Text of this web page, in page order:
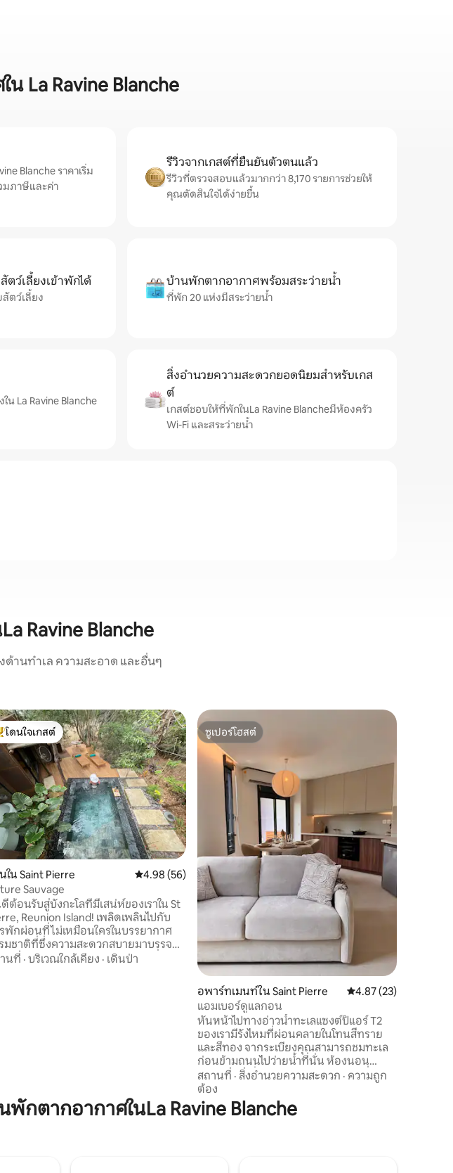
La Ravine Blanche
Blanche ราคาเริ่ม
มภาษีและค่า
รีวิวจากเกสต์ที่ยืนยันตัวตนแล้ว
รีวิวที่ตรวจสอบแล้วมากกว่า 8,170 รายการช่วยให้
คุณตัดสินใจได้ง่ายขึ้น
ว์เลี้ยงเข้าพักได้
ตว์เลี้ยง
บ้านพักตากอากาศพร้อมสระว่ายน้ำ
ที่พัก 20 แห่งมีสระว่ายน้ำ
La Ravine Blanche
สิ่งอำนวยความสะดวกยอดนิยมสำหรับเกส
ต์
เกสต์ชอบให้ที่พักในLa Ravine Blancheมีห้องครัว
Wi-Fi และสระว่ายน้ำ
Ravine Blanche
านทำเล ความสะอาด และอื่นๆ
จาก 5, 7 รีวิว
ดนใจเกสต์ที่สุด
โดนใจเกสต์
ใน Saint Pierre คะแนนเฉลี่ย 4.98 จาก 5, 56 รีวิว
4.98 (56)
Sauvage
ต้อนรับสู่บังกะโลที่มีเสน่ห์ของเราใน St
Reunion Island! เพลิดเพลินไปกับ
พักผ่อนที่ไม่เหมือนใครในบรรยากาศ
มชาติที่ซึ่งความสะดวกสบายมาบรรจบ
าติ พักผ่อนในบ้านหลังเล็กที่
นที่ · บริเวณใกล้เคียง · เดินป่า
ซูเปอร์โฮสต์
ซูเปอร์โฮสต์
อพาร์ทเมนท์ใน Saint Pierre คะแนนเฉลี่ย 4.87 จาก
4.87 (23)
แอมเบอร์ดูแลกอน
หันหน้าไปทางอ่าวน้ำทะเลแซงต์ปิแอร์ T2
ของเรามีรังไหมที่ผ่อนคลายในโทนสีทราย
และสีทอง จากระเบียงคุณสามารถชมทะเล
ก่อนข้ามถนนไปว่ายน้ำที่นั่น ห้องนอน
อบอุ่น ห้องนั่งเล่นสว่าง และห้องครัวที่มี
อุปกรณ์ครบครัน ทำให้ที่พักแห่งนี้ออกแบบ
มาเพื่อให้ชีวิตช้าลง พักผ่อน และเพลิดเพลิน
เหมาะสำหรับการเข้าพักที่ผ่อนคลาย
สถานที่ · สิ่งอำนวยความสะดวก · ความถูก
ต้อง
ตากอากาศในLa Ravine Blanche